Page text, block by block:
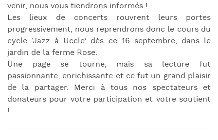
venir, nous vous tiendrons informés !
Les lieux de concerts rouvrent leurs portes
progressivement, nous reprendrons donc le cours du
cycle ‘Jazz à Uccle’ dès ce 16 septembre, dans le
jardin de la ferme Rose.
Une page se tourne, mais sa lecture fut
passionnante, enrichissante et ce fut un grand plaisir
de la partager. Merci à tous nos spectateurs et
donateurs pour votre participation et votre soutient
!